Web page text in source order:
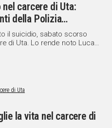
carcere di Uta:
della Polizia
il suicidio, sabato scorso
di Uta. Lo rende noto Luca
Sindacato autonomo
la vita nel carcere di